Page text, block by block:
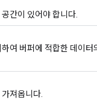
간이 있어야 합니다.
여 버퍼에 적합한 데이터
져옵니다.